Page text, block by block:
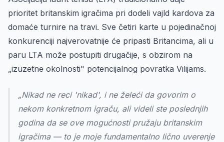
prioritet britanskim igračima pri dodeli vajld kardova za
domaće turnire na travi. Sve četiri karte u pojedinačnoj
konkurenciji najverovatnije će pripasti Britancima, ali u
paru LTA može postupiti drugačije, s obzirom na
„izuzetne okolnosti" potencijalnog povratka Vilijams.
„Nikad ne reci 'nikad', i ne želeći da govorim o
nekom konkretnom igraču, ali videli ste poslednjih
godina da se ove mogućnosti pružaju britanskim
igračima — to je moje fundamentalno lično uverenje